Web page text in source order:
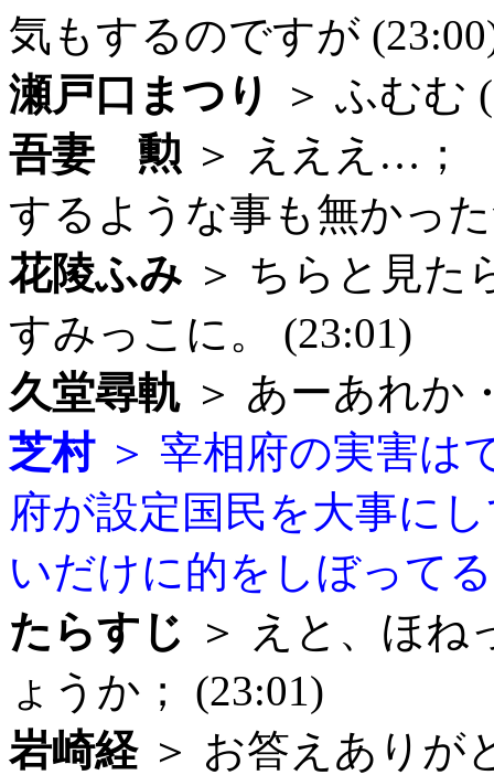
気もするのですが
瀬戸口まつり
＞ ふむむ
吾妻 勲 ＞ えええ…；
するような事も無かっ
花陵ふみ ＞ ちらと見た
すみっこに。 (23:01)
久堂尋軌 ＞ あーあれか
芝村＞ 宰相府の実害は
府が設定国民を大事に
いだけに的をしぼって
たらすじ ＞ えと、ほね
ょうか； (23:01)
岩崎経＞ お答えありが